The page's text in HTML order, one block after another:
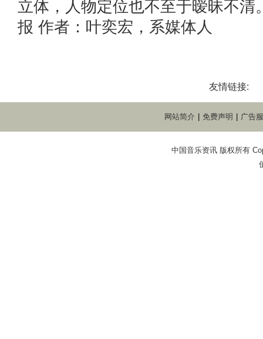
立体，人物定位也不至于暧昧
报 作者：叶奕宏，系媒体人
友情链接:
网站简介 免费声明 广告
中国音乐资讯 版权所有